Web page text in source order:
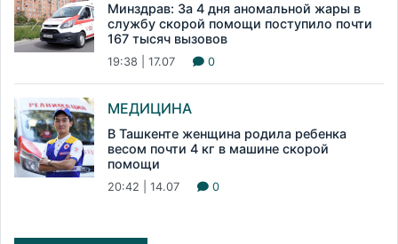
Минздрав: За 4 дня аномальной жары в
службу скорой помощи поступило почти
167 тысяч вызовов
19:38 | 17.07 0
МЕДИЦИНА
В Ташкенте женщина родила ребенка
весом почти 4 кг в машине скорой
помощи
20:42 | 14.07 0